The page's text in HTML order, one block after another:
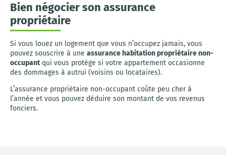
Bien négocier son assurance
propriétaire
Si vous louez un logement que vous n’occupez jamais, vous
pouvez souscrire à une assurance habitation propriétaire non-
occupantqui vous protège si votre appartement occasionne
des dommages à autrui (voisins ou locataires).
L’assurance propriétaire non-occupant coûte peu cher à
l’année et vous pouvez déduire son montant de vos revenus
fonciers.